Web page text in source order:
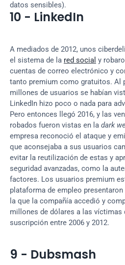
datos sensibles).
10 - LinkedIn
A mediados de 2012, unos
el sistema de la red social y
cuentas de correo electrónico y
tanto premium como gratuitos. Al
millones de usuarios se habían
LinkedIn hizo poco o nada para
Pero entonces llegó 2016, y las
robados fueron vistas en la dark
empresa reconoció el ataque y
que aconsejaba a sus usuarios
evitar la reutilización de estas y
seguridad avanzadas, como la
factores. Los usuarios premium
plataforma de empleo
la que la compañía accedió y
millones de dólares a las víctimas
suscripción entre 2006 y 2012.
9 - Dubsmash